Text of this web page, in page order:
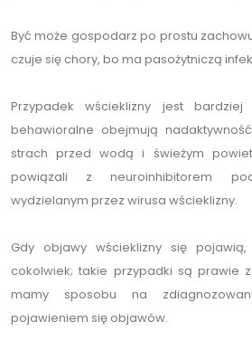
Być może gospodarz po prostu
czuje się chory, bo ma pasożytniczą
Przypadek wścieklizny jest bardziej
behawioralne obejmują
strach przed wodą i świeżym
powiązali z neuroinhibitorem
wydzielanym przez wirusa wścieklizny.
Gdy objawy wścieklizny się
cokolwiek; takie przypadki są prawie
mamy sposobu na
pojawieniem się objawów.